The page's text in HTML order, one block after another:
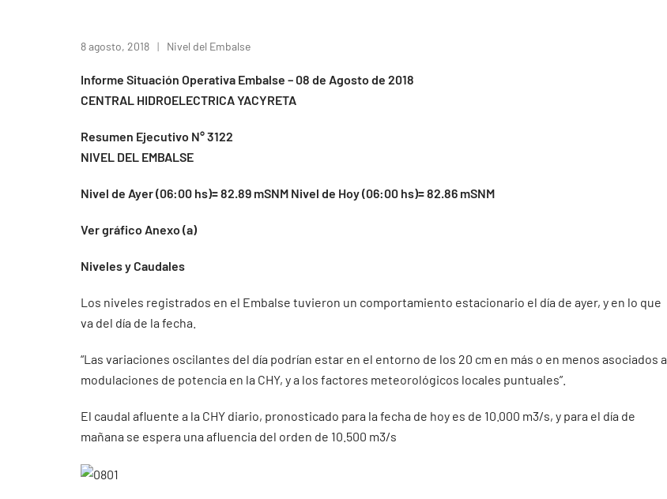
8 agosto, 2018 Nivel del Embalse
Informe Situación Operativa Embalse – 08 de Agosto de 2018
CENTRAL HIDROELECTRICA YACYRETA
Resumen Ejecutivo N° 3122
NIVEL DEL EMBALSE
Nivel de Ayer (06:00 hs)= 82.89 mSNM Nivel de Hoy (06:00 hs)= 82.86 mSNM
Ver gráfico Anexo (a)
Niveles y Caudales
Los niveles registrados en el Embalse tuvieron un comportamiento estacionario el día de ayer, y en lo que
va del día de la fecha.
“Las variaciones oscilantes del día podrían estar en el entorno de los 20 cm en más o en menos asociados a
modulaciones de potencia en la CHY, y a los factores meteorológicos locales puntuales”.
El caudal afluente a la CHY diario, pronosticado para la fecha de hoy es de 10.000 m3/s, y para el día de
mañana se espera una afluencia del orden de 10.500 m3/s